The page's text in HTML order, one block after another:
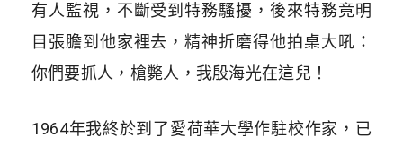
有人監視，不斷受到特務騷擾，後來特務竟明
目張膽到他家裡去，精神折磨得他拍桌大吼：
你們要抓人，槍斃人，我殷海光在這兒！
1964年我終於到了愛荷華大學作駐校作家，已